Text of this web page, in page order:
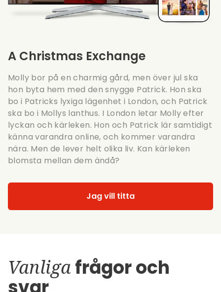
A Christmas Exchange
Molly bor på en charmig gård, men över jul ska
hon byta hem med den snygge Patrick. Hon ska
bo i Patricks lyxiga lägenhet i London, och Patrick
ska bo i Mollys lanthus. I London letar Molly efter
lyckan och kärleken. Hon och Patrick lär samtidigt
känna varandra online, och kommer varandra
nära. Men de lever helt olika liv. Kan kärleken
blomsta mellan dem ändå?
Jag vill titta
Vanligafrågor och